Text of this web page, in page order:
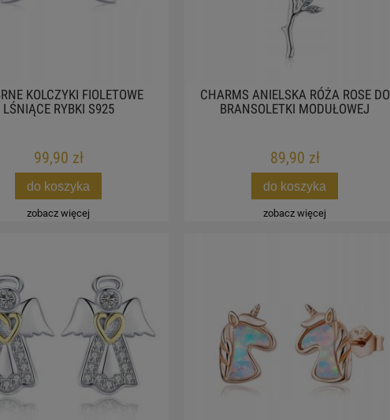
KOLCZYKI FIOLETOWE
LŚNIĄCE RYBKI S925
99,90 zł
do koszyka
zobacz więcej
CHARMS ANIELSKA RÓŻA ROSE DO
BRANSOLETKI MODUŁOWEJ
89,90 zł
do koszyka
zobacz więcej